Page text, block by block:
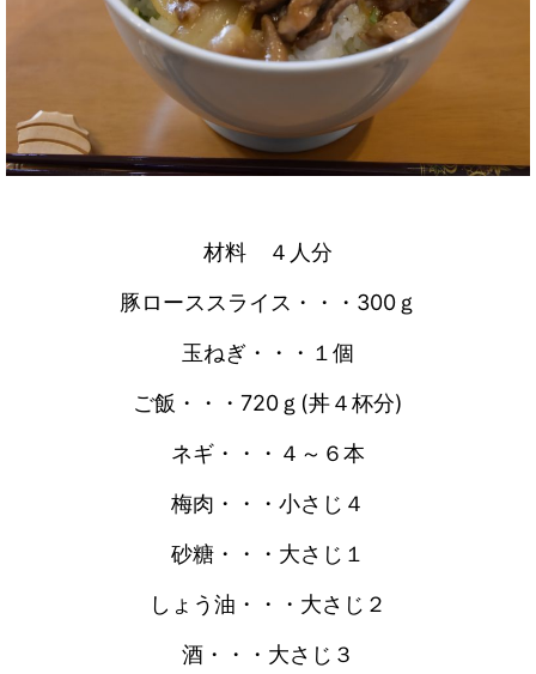
材料 ４人分
豚ローススライス・・・300ｇ
玉ねぎ・・・１個
ご飯・・・720ｇ(丼４杯分)
ネギ・・・４～６本
梅肉・・・小さじ４
砂糖・・・大さじ１
しょう油・・・大さじ２
酒・・・大さじ３